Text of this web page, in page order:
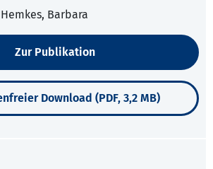
Barbara
Zur Publikation
Download (PDF, 3,2 MB)